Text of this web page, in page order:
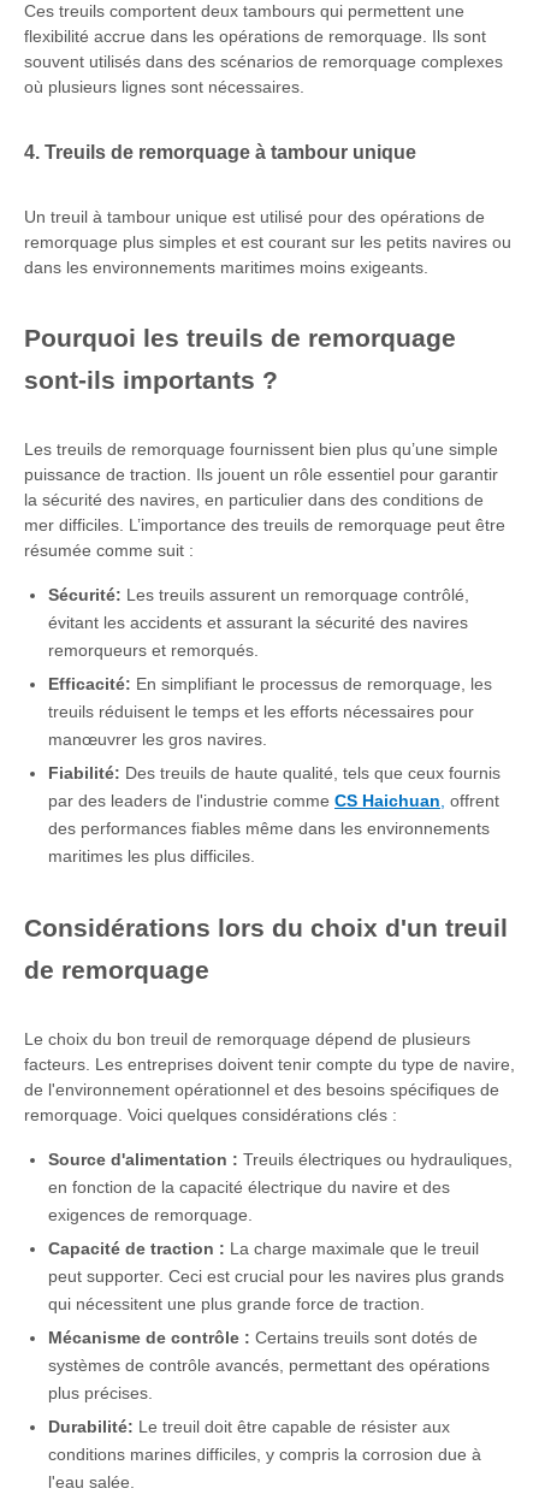
Ces treuils comportent deux tambours qui permettent une
flexibilité accrue dans les opérations de remorquage. Ils sont
souvent utilisés dans des scénarios de remorquage complexes
où plusieurs lignes sont nécessaires.
4. Treuils de remorquage à tambour unique
Un treuil à tambour unique est utilisé pour des opérations de
remorquage plus simples et est courant sur les petits navires ou
dans les environnements maritimes moins exigeants.
Pourquoi les treuils de remorquage
sont-ils importants ?
Les treuils de remorquage fournissent bien plus qu’une simple
puissance de traction. Ils jouent un rôle essentiel pour garantir
la sécurité des navires, en particulier dans des conditions de
mer difficiles. L’importance des treuils de remorquage peut être
résumée comme suit :
Sécurité: Les treuils assurent un remorquage contrôlé,
évitant les accidents et assurant la sécurité des navires
remorqueurs et remorqués.
Efficacité: En simplifiant le processus de remorquage, les
treuils réduisent le temps et les efforts nécessaires pour
manœuvrer les gros navires.
Fiabilité: Des treuils de haute qualité, tels que ceux fournis
par des leaders de l'industrie comme CS Haichuan offrent
des performances fiables même dans les environnements
maritimes les plus difficiles.
Considérations lors du choix d'un treuil
de remorquage
Le choix du bon treuil de remorquage dépend de plusieurs
facteurs. Les entreprises doivent tenir compte du type de navire,
de l'environnement opérationnel et des besoins spécifiques de
remorquage. Voici quelques considérations clés :
Source d'alimentation : Treuils électriques ou hydrauliques,
en fonction de la capacité électrique du navire et des
exigences de remorquage.
Capacité de traction : La charge maximale que le treuil
peut supporter. Ceci est crucial pour les navires plus grands
qui nécessitent une plus grande force de traction.
Mécanisme de contrôle : Certains treuils sont dotés de
systèmes de contrôle avancés, permettant des opérations
plus précises.
Durabilité: Le treuil doit être capable de résister aux
conditions marines difficiles, y compris la corrosion due à
l'eau salée.